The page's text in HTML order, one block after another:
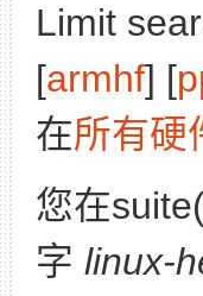
Limit
[armhf] [
在所有硬
您在
字 linux-